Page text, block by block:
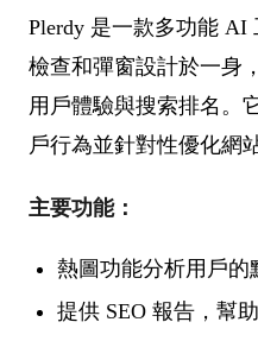
Plerdy 是一款多功能 AI
檢查和彈窗設計於一身
用戶體驗與搜索排名。
戶行為並針對性優化網
主要功能：
熱圖功能分析用戶的
提供 SEO 報告，幫